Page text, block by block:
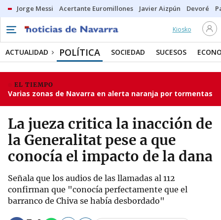
Jorge Messi Acertante Euromillones Javier Aizpún Devoré
Kiosko
ACTUALIDAD POLÍTICA SOCIEDAD SUCESOS
EL TIEMPO
Varias zonas de Navarra en alerta naranja por tormentas
La jueza critica la inacción de
la Generalitat pese a que
conocía el impacto de la dana
Señala que los audios de las llamadas al 112
confirman que "conocía perfectamente que el
barranco de Chiva se había desbordado"